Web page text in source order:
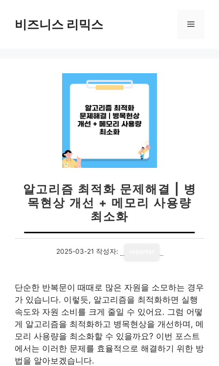
비즈니스 리믹스 메
알고리즘 최적화 문제해결 | 병
목현상 개선 + 메모리 사용량
최소화
2025-03-21 작성자:
단순한 반복문이 때때로 많은 자원을 소모하는 경우
가 있습니다. 이렇듯, 알고리즘을 최적화하면 실행
속도와 자원 소비를 크게 줄일 수 있어요. 그럼 어떻
게 알고리즘을 최적화하고 병목현상을 개선하며, 메
모리 사용량을 최소화할 수 있을까요? 이번 포스트
에서는 이러한 문제를 효율적으로 해결하기 위한 방
법을 알아보겠습니다.